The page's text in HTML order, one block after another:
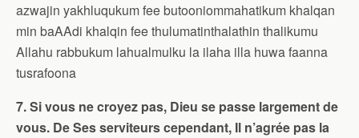
azwajin yakhluqukum fee butooniommahatikum khalqan
min baAAdi khalqin fee thulumatinthalathin thalikumu
Allahu rabbukum lahualmulku la ilaha illa huwa faanna
tusrafoona
7. Si vous ne croyez pas, Dieu se passe largement de
vous. De Ses serviteurs cependant, Il n’agrée pas la